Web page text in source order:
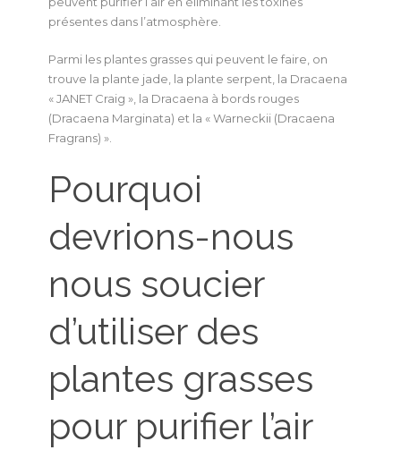
présentes dans l’atmosphère.
Parmi les plantes grasses qui peuvent le faire, on
trouve la plante jade, la plante serpent, la Dracaena
« JANET Craig », la Dracaena à bords rouges
(Dracaena Marginata) et la « Warneckii (Dracaena
Fragrans) ».
Pourquoi
devrions-nous
nous soucier
d’utiliser des
plantes grasses
pour purifier l’air